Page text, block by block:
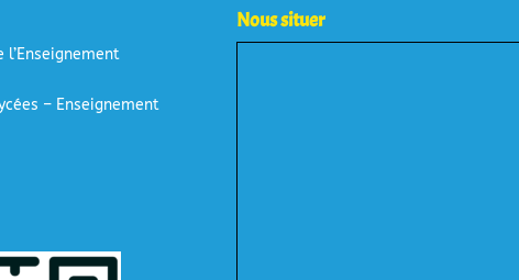
– Enseignement
Nous situer